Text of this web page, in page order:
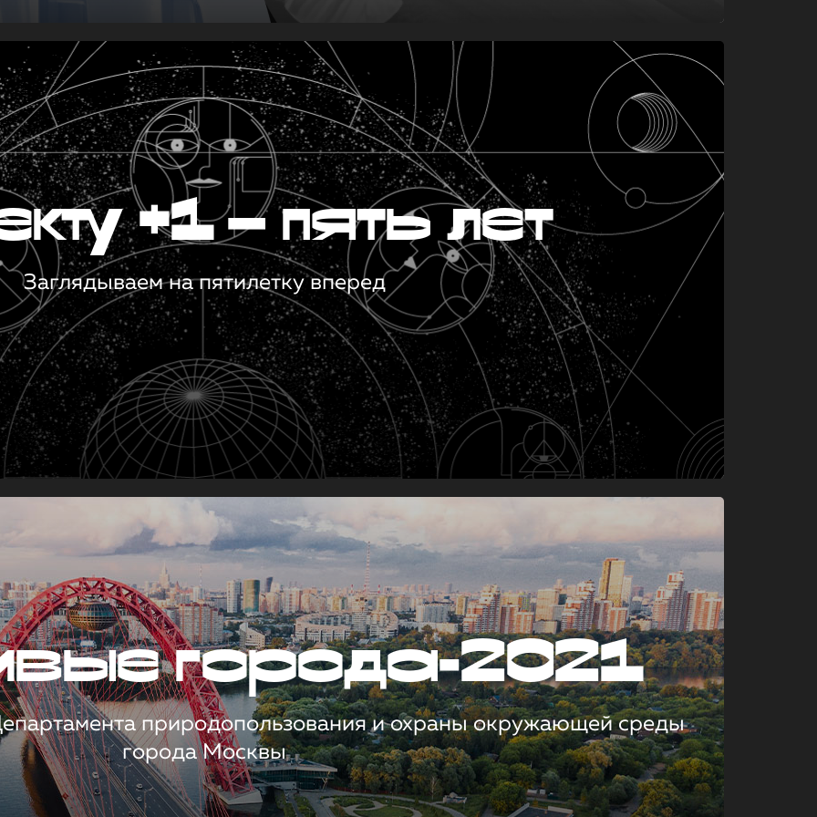
+1 — пять лет
Заглядываем на пятилетку вперед
города-2021
природопользования и охраны окружающей среды
города Москвы